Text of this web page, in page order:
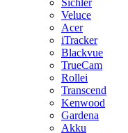
Sichler
Veluce
Acer
iTracker
Blackvue
TrueCam
Rollei
Transcend
Kenwood
Gardena
Akku